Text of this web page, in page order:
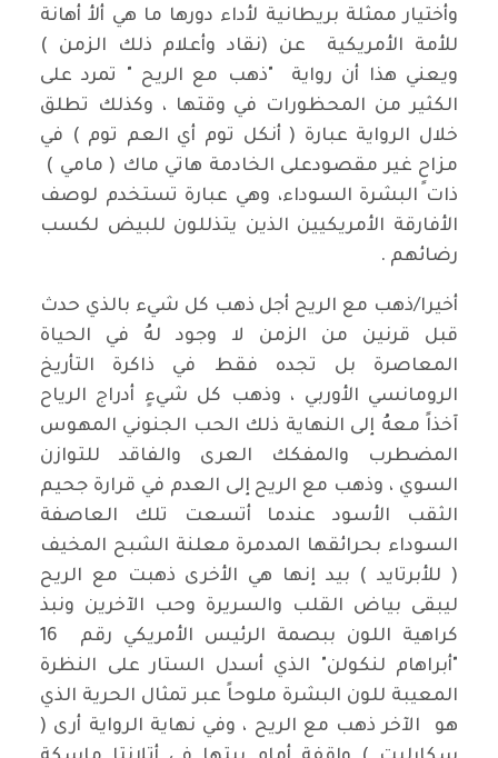
وأختيار ممثلة بريطانية لأداء دورها ما هي ألأ أهانة
للأمة الأمريكية عن (نقاد وأعلام ذلك الزمن )
ويعني هذا أن رواية "ذهب مع الريح " تمرد على
الكثير من المحظورات في وقتها ، وكذلك تطلق
خلال الرواية عبارة ( أنكل توم أي العم توم ) في
مزاحٍ غير مقصودعلى الخادمة هاتي ماك ( مامي )
ذات البشرة السوداء، وهي عبارة تستخدم لوصف
الأفارقة الأمريكيين الذين يتذللون للبيض لكسب
رضائهم .
أخيرا/ذهب مع الريح أجل ذهب كل شيء بالذي حدث
قبل قرنين من الزمن لا وجود لهُ في الحياة
المعاصرة بل تجده فقط في ذاكرة التأريخ
الرومانسي الأوربي ، وذهب كل شيءٍ أدراج الرياح
آخذاً معهُ إلى النهاية ذلك الحب الجنوني المهوس
المضطرب والمفكك العرى والفاقد للتوازن
السوي ، وذهب مع الريح إلى العدم في قرارة جحيم
الثقب الأسود عندما أتسعت تلك العاصفة
السوداء بحرائقها المدمرة معلنة الشبح المخيف
( للأبرتايد ) بيد إنها هي الأخرى ذهبت مع الريح
ليبقى بياض القلب والسريرة وحب الآخرين ونبذ
كراهية اللون ببصمة الرئيس الأمريكي رقم 16
"أبراهام لنكولن" الذي أسدل الستار على النظرة
المعيبة للون البشرة ملوحاً عبر تمثال الحرية الذي
هو الآخر ذهب مع الريح ، وفي نهاية الرواية أرى (